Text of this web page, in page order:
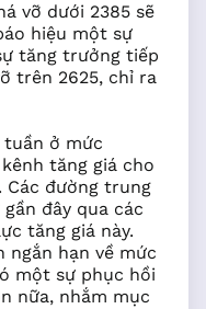
vỡ dưới 2385 sẽ
hiệu một sự
tăng trưởng tiếp
trên 2625, chỉ ra
ở mức
tăng giá cho
đường trung
đây qua các
tăng giá này.
ngắn hạn về mức
một sự phục hồi
nữa, nhắm mục